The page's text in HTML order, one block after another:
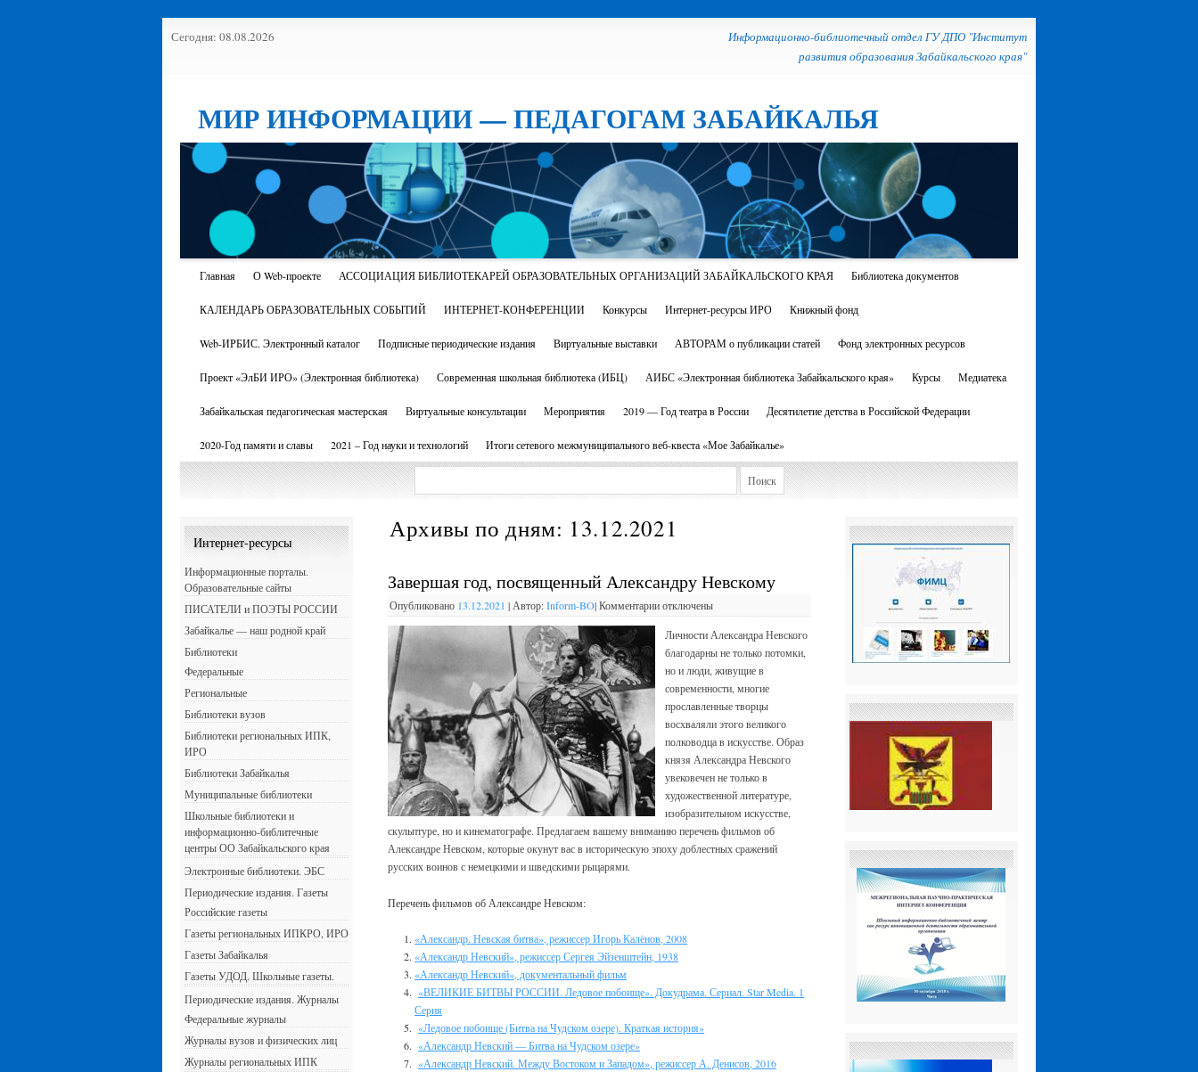
Информационно-библиотечный отдел ГУ ДПО "Институт
развития образования Забайкальского края"
Сегодня: 08.08.2026
МИР ИНФОРМАЦИИ — ПЕДАГОГАМ ЗАБАЙКАЛЬЯ
Главная О Web-проекте АССОЦИАЦИЯ БИБЛИОТЕКАРЕЙ ОБРАЗОВАТЕЛЬНЫХ ОРГАНИЗАЦИЙ ЗАБАЙКАЛЬСКОГО КРАЯ Библиотека документов
КАЛЕНДАРЬ ОБРАЗОВАТЕЛЬНЫХ СОБЫТИЙ ИНТЕРНЕТ-КОНФЕРЕНЦИИ Конкурсы Интернет-ресурсы ИРО Книжный фонд
Web-ИРБИС. Электронный каталог Подписные периодические издания Виртуальные выставки АВТОРАМ о публикации статей Фонд электронных ресурсов
Проект «ЭлБИ ИРО» (Электронная библиотека) Современная школьная библиотека (ИБЦ) АИБС «Электронная библиотека Забайкальского края» Курсы Медиатека
Забайкальская педагогическая мастерская Виртуальные консультации Мероприятия 2019 — Год театра в России Десятилетие детства в Российской Федерации
2020-Год памяти и славы 2021 – Год науки и технологий Итоги сетевого межмуниципального веб-квеста «Мое Забайкалье»
Архивы по дням: 13.12.2021
Завершая год, посвященный Александру Невскому
Опубликовано 13.12.2021 | Автор:Inform-BO|Комментарииотключены
Личности Александра Невского
благодарны не только потомки,
но и люди, живущие в
современности, многие
прославленные творцы
восхваляли этого великого
полководца в искусстве. Образ
князя Александра Невского
увековечен не только в
художественной литературе,
изобразительном искусстве,
скульптуре, но и кинематографе. Предлагаем вашему вниманию перечень фильмов об
Александре Невском, которые окунут вас в историческую эпоху доблестных сражений
русских воинов с немецкими и шведскими рыцарями.
Перечень фильмов об Александре Невском:
«Александр. Невская битва», режиссер Игорь Калёнов, 2008
«Александр Невский», режиссер Сергея Эйзенштейн, 1938
«Александр Невский», документальный фильм
«ВЕЛИКИЕ БИТВЫ РОССИИ. Ледовое побоище». Докудрама. Сериал. Star Media. 1
Серия
«Ледовое побоище (Битва на Чудском озере). Краткая история»
«Александр Невский — Битва на Чудском озере»
«Александр Невский. Между Востоком и Западом», режиссер А. Денисов, 2016
Интернет-ресурсы
Информационные порталы.
Образовательные сайты
ПИСАТЕЛИ и ПОЭТЫ РОССИИ
Забайкалье — наш родной край
Библиотеки
Федеральные
Региональные
Библиотеки вузов
Библиотеки региональных ИПК,
ИРО
Библиотеки Забайкалья
Муниципальные библиотеки
Школьные библиотеки и
информационно-библитечные
центры ОО Забайкальского края
Электронные библиотеки. ЭБС
Периодические издания. Газеты
Российские газеты
Газеты региональных ИПКРО, ИРО
Газеты Забайкалья
Газеты УДОД. Школьные газеты.
Периодические издания. Журналы
Федеральные журналы
Журналы вузов и физических лиц
Журналы региональных ИПК